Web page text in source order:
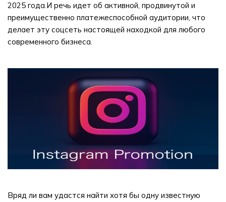
2025 года.И речь идет об активной, продвинутой и
преимущественно платежеспособной аудитории, что
делает эту соцсеть настоящей находкой для любого
современного бизнеса.
Вряд ли вам удастся найти хотя бы одну известную